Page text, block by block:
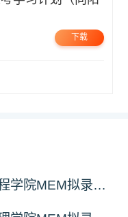
下载
2026北京科技大学机械工程学院MEM拟录取分析解读